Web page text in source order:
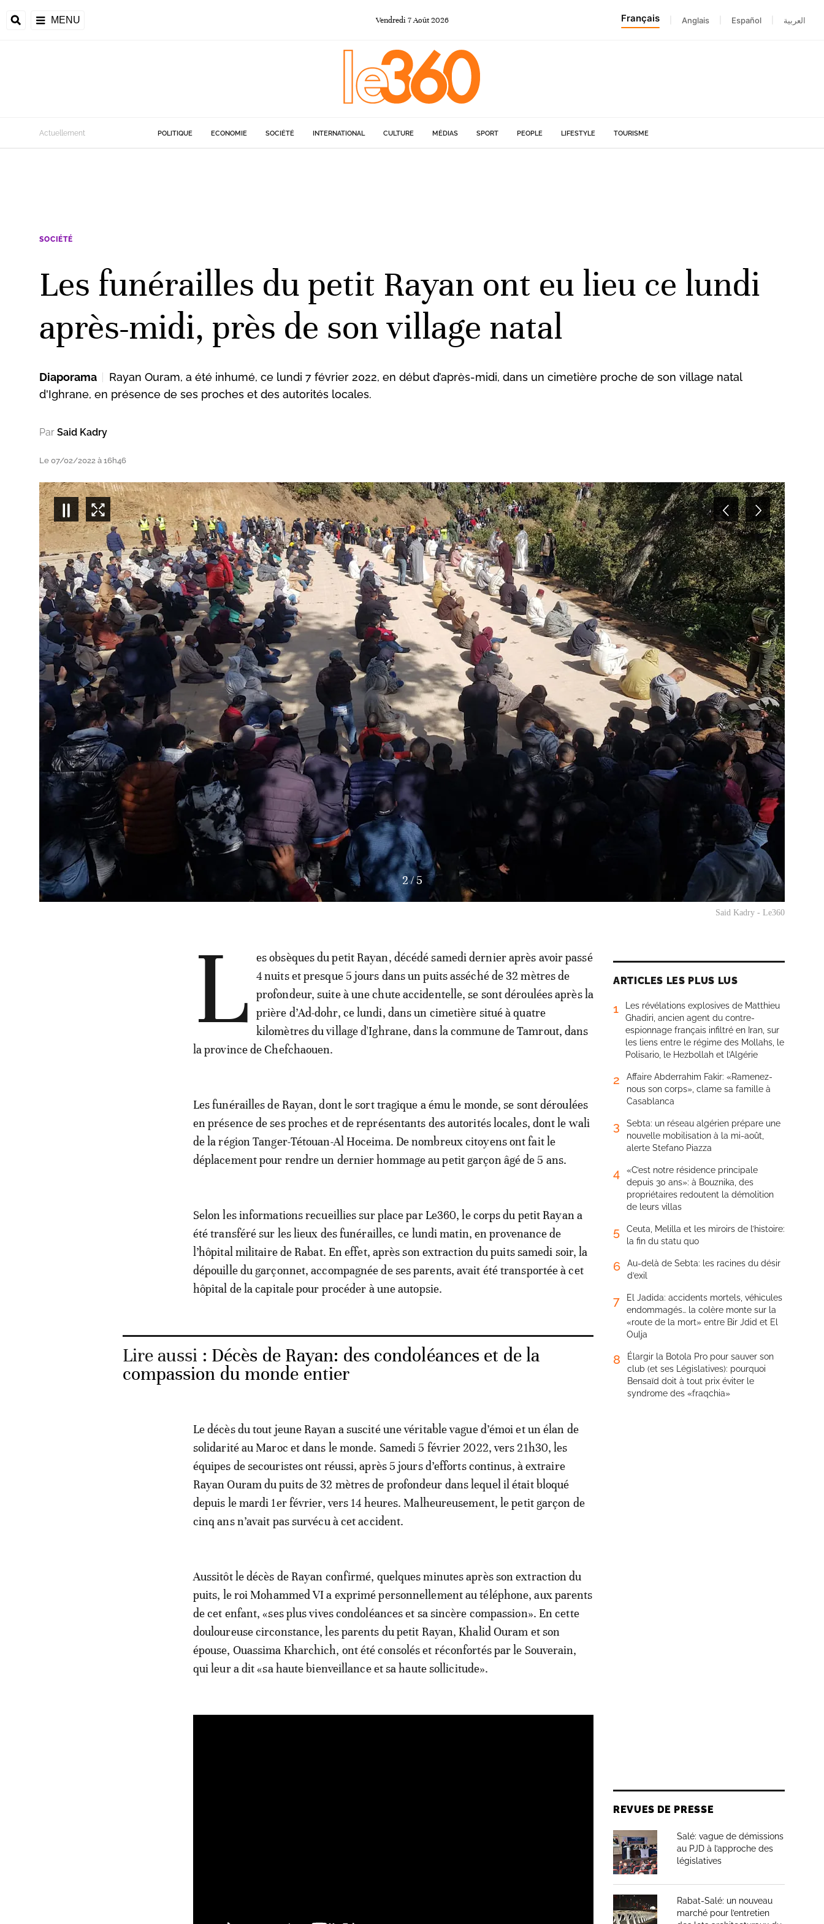
MENU Vendredi 7Août 2026 Français Anglais Español العربية
Actuellement POLITIQUE ECONOMIE SOCIÉTÉ INTERNATIONAL CULTURE MÉDIAS SPORT PEOPLE LIFESTYLE TOURISME
SOCIÉTÉ
Les funérailles du petit Rayan ont eu lieu ce lundi
après-midi, près de son village natal
Diaporama
Rayan Ouram, a été inhumé, ce lundi 7 février 2022, en début d’après-midi, dans un cimetière proche de son village natal
d'Ighrane, en présence de ses proches et des autorités locales.
Par Said Kadry
Le 07/02/2022 à 16h46
3/5
Said Kadry - Le360
L
es obsèques du petit Rayan, décédé samedi dernier après avoir passé
4 nuits et presque 5 jours dans un puits asséché de 32 mètres de
profondeur, suite à une chute accidentelle, se sont déroulées après la
prière d’Ad-dohr, ce lundi, dans un cimetière situé à quatre
kilomètres du village d'Ighrane, dans la commune de Tamrout, dans
la province de Chefchaouen.
Les funérailles de Rayan, dont le sort tragique a ému le monde, se sont déroulées
en présence de ses proches et de représentants des autorités locales, dont le wali
de la région Tanger-Tétouan-Al Hoceima. De nombreux citoyens ont fait le
déplacement pour rendre un dernier hommage au petit garçon âgé de 5 ans.
Selon les informations recueillies sur place par Le360, le corps du petit Rayan a
été transféré sur les lieux des funérailles, ce lundi matin, en provenance de
l’hôpital militaire de Rabat. En effet, après son extraction du puits samedi soir, la
dépouille du garçonnet, accompagnée de ses parents, avait été transportée à cet
hôpital de la capitale pour procéder à une autopsie.
Lire aussi : Décès de Rayan: des condoléances et de la
compassion du monde entier
Le décès du tout jeune Rayan a suscité une véritable vague d’émoi et un élan de
solidarité au Maroc et dans le monde. Samedi 5 février 2022, vers 21h30, les
équipes de secouristes ont réussi, après 5 jours d’efforts continus, à extraire
Rayan Ouram du puits de 32 mètres de profondeur dans lequel il était bloqué
depuis le mardi 1er février, vers 14 heures. Malheureusement, le petit garçon de
cinq ans n’avait pas survécu à cet accident.
Aussitôt le décès de Rayan confirmé, quelques minutes après son extraction du
puits, le roi Mohammed VI a exprimé personnellement au téléphone, aux parents
de cet enfant, «ses plus vives condoléances et sa sincère compassion». En cette
douloureuse circonstance, les parents du petit Rayan, Khalid Ouram et son
épouse, Ouassima Kharchich, ont été consolés et réconfortés par le Souverain,
qui leur a dit «sa haute bienveillance et sa haute sollicitude».
ARTICLES LES PLUS LUS
1
Les révélations explosives de Matthieu
Ghadiri, ancien agent du contre-
espionnage français infiltré en Iran, sur
les liens entre le régime des Mollahs, le
Polisario, le Hezbollah et l’Algérie
2
Affaire Abderrahim Fakir: «Ramenez-
nous son corps», clame sa famille à
Casablanca
3
Sebta: un réseau algérien prépare une
nouvelle mobilisation à la mi-août,
alerte Stefano Piazza
4
«C’est notre résidence principale
depuis 30 ans»: à Bouznika, des
propriétaires redoutent la démolition
de leurs villas
5
Ceuta, Melilla et les miroirs de l’histoire:
la fin du statu quo
6
Au-delà de Sebta: les racines du désir
d’exil
7
El Jadida: accidents mortels, véhicules
endommagés… la colère monte sur la
«route de la mort» entre Bir Jdid et El
Oulja
8
Élargir la Botola Pro pour sauver son
club (et ses Législatives): pourquoi
Bensaïd doit à tout prix éviter le
syndrome des «fraqchia»
REVUES DE PRESSE
Salé: vague de démissions
au PJD à l’approche des
législatives
Rabat-Salé: un nouveau
marché pour l’entretien